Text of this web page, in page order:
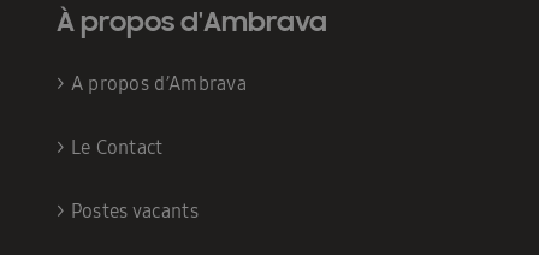
À propos d'Ambrava
> A propos d’Ambrava
> Le Contact
> Postes vacants